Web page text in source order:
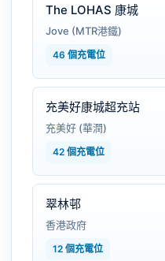
The LOHAS 康城
Jove (MTR港鐵)
46 個充電位
充美好康城超充站
充美好 (華潤)
42 個充電位
翠林邨
香港政府
12 個充電位